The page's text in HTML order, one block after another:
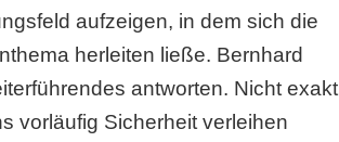
aufzeigen, in dem sich die
herleiten ließe. Bernhard
antworten. Nicht exakt
vorläufig Sicherheit verleihen